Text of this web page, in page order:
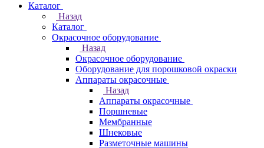
Каталог
Назад
Каталог
Окрасочное оборудование
Назад
Окрасочное оборудование
Оборудование для порошковой окраски
Аппараты окрасочные
Назад
Аппараты окрасочные
Поршневые
Мембранные
Шнековые
Разметочные машины